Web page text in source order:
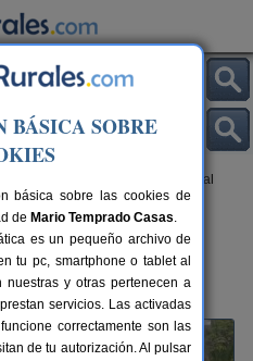
> Casa Rural
25 km de La Gomera
BÁSICA SOBRE
básica sobre las cookies de
de Mario Temprado Casas.
es un pequeño archivo de
tu pc, smartphone o tablet al
nuestras y otras pertenecen a
servicios. Las activadas
correctamente son las
de tu autorización. Al pulsar